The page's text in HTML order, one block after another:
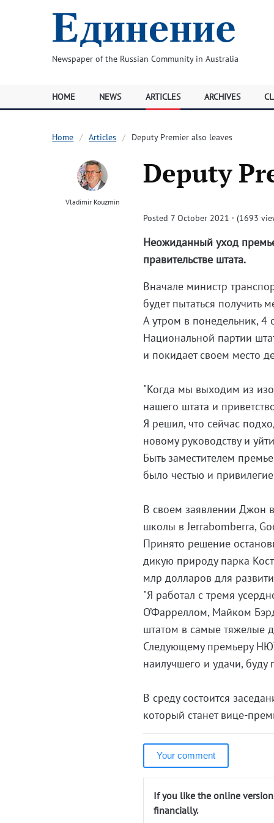
Newspaper of the Russian Community in Australia
HOME NEWS ARTICLES ARCHIVES
Home Articles Deputy Premier also leaves
Vladimir Kouzmin
Deputy
Posted 7 October 2021 · (1693
Неожиданный уход
правительстве штата.
Вначале министр
будет пытаться получить
А утром в понедельник, 4
Национальной партии
и покидает своем место
"Когда мы выходим из
нашего штата и
Я решил, что сейчас
новому руководству и
Быть заместителем
было честью и
В своем заявлении Джон
школы в Jerrabomberra,
Принято решение
дикую природу парка
млр долларов для
"Я работал с тремя
О’Фарреллом, Майком
штатом в самые тяжелые
Следующему премьеру
наилучшего и удачи,
В среду состоится
который станет вице-
Your comment
If you like the online
financially.